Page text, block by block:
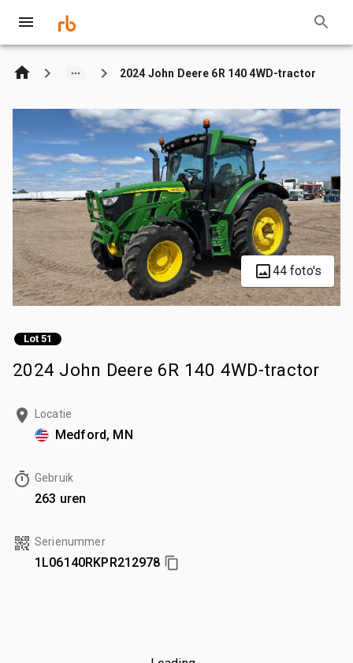
2024 John Deere 6R 140 4WD-tractor
44 foto's
Lot 51
2024 John Deere 6R 140 4WD-tractor
Locatie
Medford, MN
Gebruik
263 uren
Serienummer
1L06140RKPR212978